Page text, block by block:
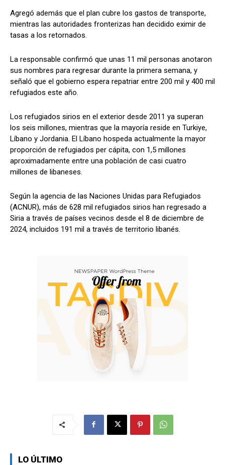
Agregó además que el plan cubre los gastos de transporte,
mientras las autoridades fronterizas han decidido eximir de
tasas a los retornados.
La responsable confirmó que unas 11 mil personas anotaron
sus nombres para regresar durante la primera semana, y
señaló que el gobierno espera repatriar entre 200 mil y 400 mil
refugiados este año.
Los refugiados sirios en el exterior desde 2011 ya superan
los seis millones, mientras que la mayoría reside en Turkiye,
Líbano y Jordania. El Líbano hospeda actualmente la mayor
proporción de refugiados per cápita, con 1,5 millones
aproximadamente entre una población de casi cuatro
millones de libaneses.
Según la agencia de las Naciones Unidas para Refugiados
(ACNUR), más de 628 mil refugiados sirios han regresado a
Siria a través de países vecinos desde el 8 de diciembre de
2024, incluidos 191 mil a través de territorio libanés.
LO ÚLTIMO